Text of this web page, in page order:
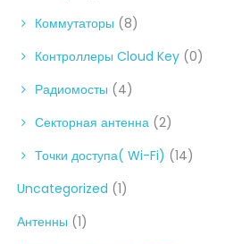
Коммутаторы (8)
Контроллеры Cloud Key (0)
Радиомосты (4)
Секторная антенна (2)
Точки доступа( Wi-Fi) (14)
Uncategorized (1)
Антенны (1)